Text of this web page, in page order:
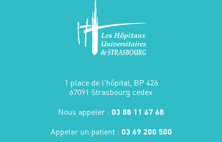
1 place de l'hôpital, BP 426
67091 Strasbourg cedex
Nous appeler : 03 88 11 67 68
Appeler un patient : 03 69 200 500